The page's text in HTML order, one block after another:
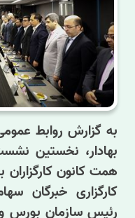
به گزارش روابط
بهادار، نخستین
همت کانون کارگزاران
کارگزاری خبرگان
رئیس سازمان بورس و